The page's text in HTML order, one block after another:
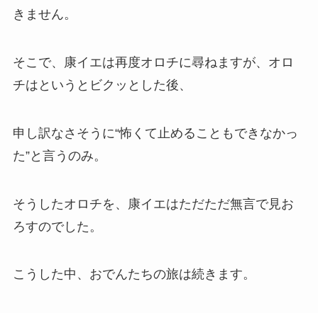
きません。
そこで、康イエは再度オロチに尋ねますが、オロ
チはというとビクッとした後、
申し訳なさそうに“怖くて止めることもできなかっ
た”と言うのみ。
そうしたオロチを、康イエはただただ無言で見お
ろすのでした。
こうした中、おでんたちの旅は続きます。